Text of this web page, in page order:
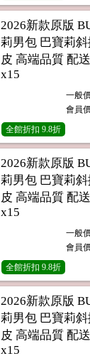
2026新款原版
莉男包 巴寶莉
皮 高端品質 配
x15
一般
會員
全館折扣 9.8折
2026新款原版
莉男包 巴寶莉
皮 高端品質 配
x15
一般
會員
全館折扣 9.8折
2026新款原版
莉男包 巴寶莉
皮 高端品質 配
x15